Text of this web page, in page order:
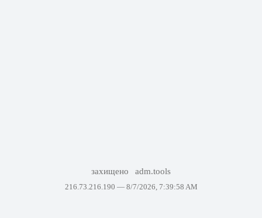
захищено adm.tools
216.73.216.190 — 8/7/2026, 7:39:58 AM